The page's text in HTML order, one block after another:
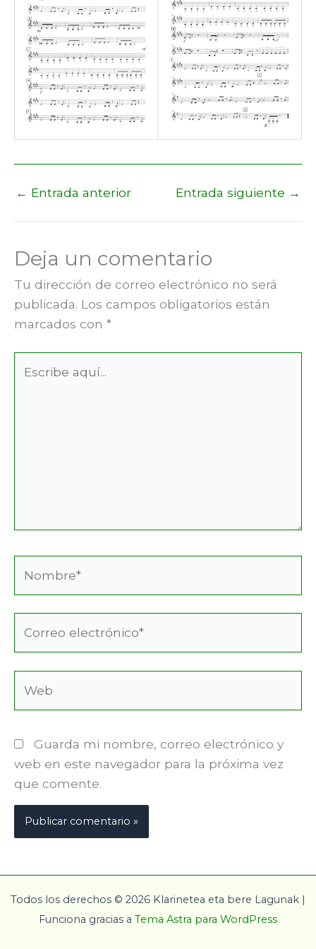
← Entrada anterior Entrada siguiente →
Deja un comentario
Tu dirección de correo electrónico no será
publicada. Los campos obligatorios están
marcados con *
aquí...
electrónico*
Guarda mi nombre, correo electrónico y
web en este navegador para la próxima vez
que comente.
Todos los derechos © 2026 Klarinetea eta bere Lagunak |
Funciona gracias a Tema Astra para WordPress